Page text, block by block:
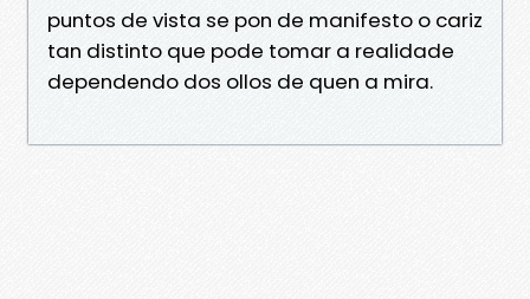
puntos de vista se pon de manifesto o cariz
tan distinto que pode tomar a realidade
dependendo dos ollos de quen a mira.